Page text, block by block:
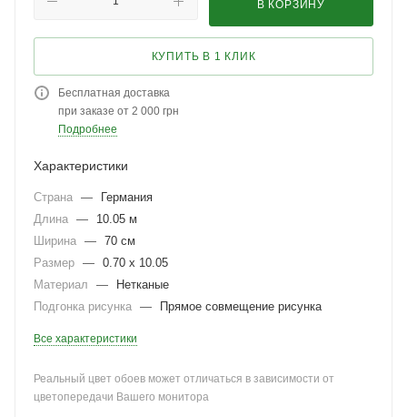
В КОРЗИНУ
КУПИТЬ В 1 КЛИК
Бесплатная доставка
при заказе от 2 000 грн
Подробнее
Характеристики
Страна —
Германия
Длина —
10.05 м
Ширина — 70 см
Размер — 0.70 x 10.05
Материал
—
Нетканые
Подгонка рисунка — Прямое совмещение рисунка
Все характеристики
Реальный цвет обоев может отличаться в зависимости от
цветопередачи Вашего монитора